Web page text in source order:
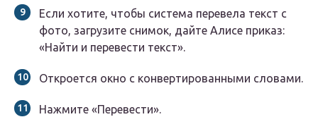
Если хотите, чтобы система перевела текст с
фото, загрузите снимок, дайте Алисе приказ:
«Найти и перевести текст».
Откроется окно с конвертированными словами.
Нажмите «Перевести».